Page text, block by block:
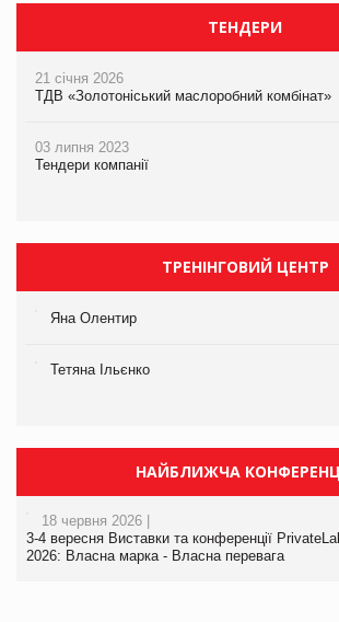
ТЕНДЕРИ
21 січня 2026
ТДВ «Золотоніський маслоробний комбінат»
03 липня 2023
Тендери компанії
ТРЕНІНГОВИЙ ЦЕНТР
Яна Олентир
Тетяна Ільєнко
НАЙБЛИЖЧА
18 червня 2026 |
3-4 вересня Виставки та конференції
2026: Власна марка - Власна перевага